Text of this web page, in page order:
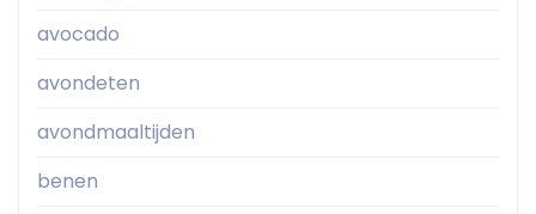
avocado
avondeten
avondmaaltijden
benen